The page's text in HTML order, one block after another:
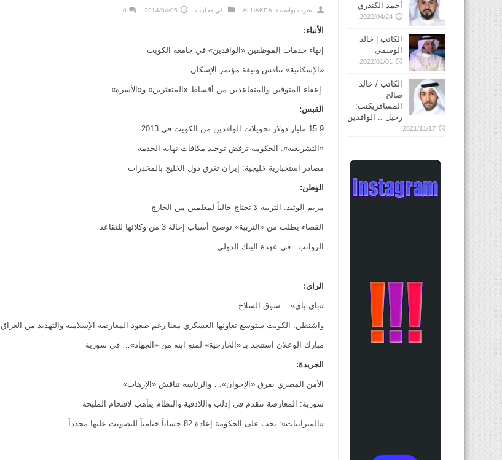
نشرت بواسطة: ALHAKEA في محليات 2014/04/05
0
الأنباء:
إنهاء خدمات الموظفين «الوافدين» في جامعة الكويت
«الإسكانية» تناقش وثيقة مؤتمر الإسكان
إعفاء المتوفين والمتقاعدين من أقساط «المتعثرين» و«الأسرة»
القبس:
15.9 مليار دولار تحويلات الوافدين من الكويت في 2013
«التشريعية»: الحكومة ترفض توحيد مكافآت نهاية الخدمة
مصادر استخبارية خليجية: إيران تغرق دول الخليج بالمخدرات
الوطن:
مريم الوتيد: التربية لا تحتاج حالياً لمعلمين من الخارج
القضاء يطلب من «التربية» توضيح أسباب إحالة 3 من وكلائها للتقاعد
الرواتب.. في عهدة البنك الدولي
الراي:
«باي باي»… سوق السلاح
واشنطن: الكويت ستوسع تعاونها العسكري معنا رغم صعود المعارضة الإسلامية والتهديد من العراق
مبارك الوعلان استنجد بـ «الخارجية» لمنع ابنه من «الجهاد»… في سورية
الجريدة:
الأمن المصري يفرق «الإخوان»… والرئاسة تناقش «الإرهاب»
سورية: المعارضة تتقدم في إدلب واللاذقية والنظام يتأهب لاقتحام المليحة
«الميزانيات»: يجب على الحكومة إعادة 82 حساباً ختامياً للتصويت عليها مجدداً
أحمد الكندري
2022/04/24
الكاتب | خالد
الوسمي
2022/01/01
الكاتب / خالد
صالح
المسافريكتب:
رحيل .. الوافدين
2021/11/17